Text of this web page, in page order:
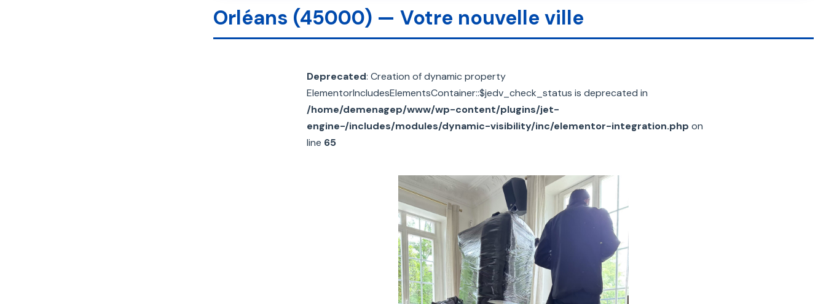
should
be
left
Orléans (45000) — Votre nouvelle ville
Deprecated: Creation of dynamic property
ElementorIncludesElementsContainer::$jedv_check_status is deprecated in
/home/demenagep/www/wp-content/plugins/jet-
engine-/includes/modules/dynamic-visibility/inc/elementor-integration.php on
line 65